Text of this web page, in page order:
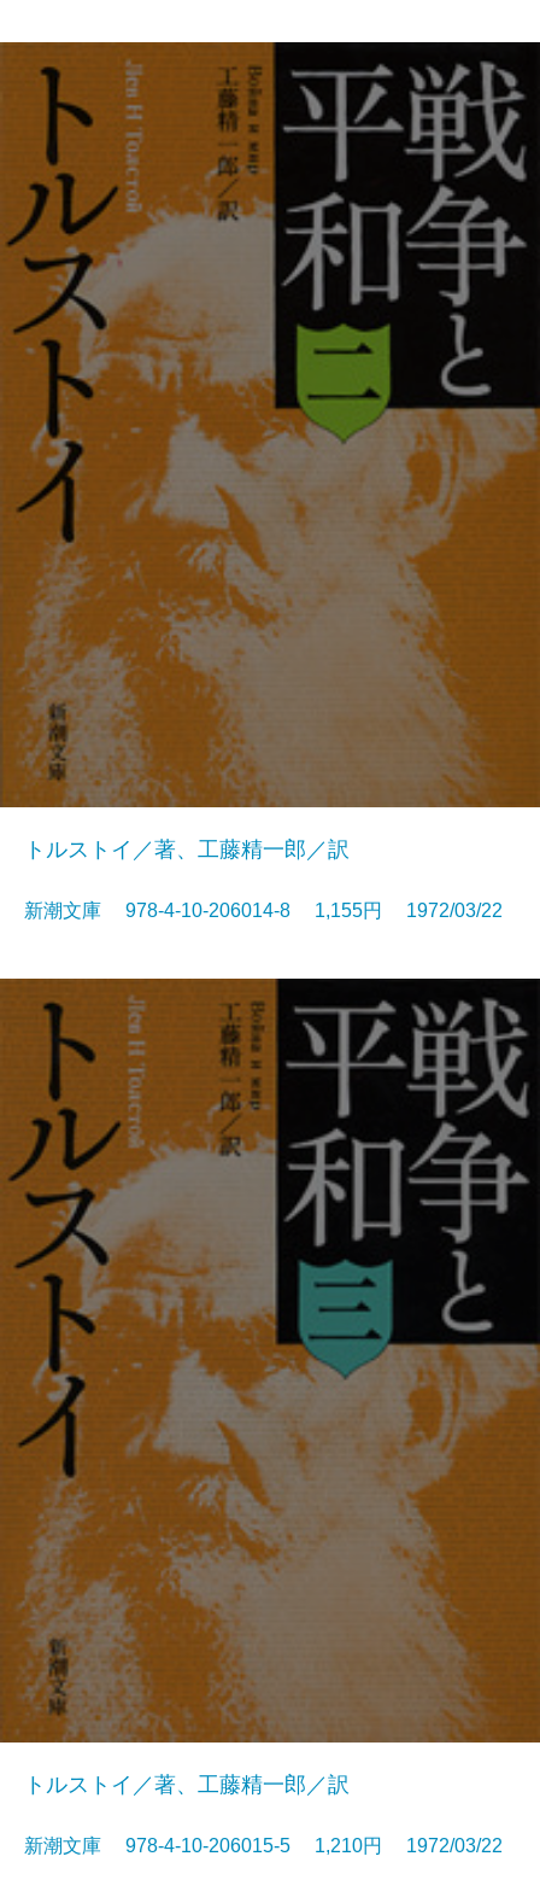
トルストイ／著、工藤精一郎／訳
新潮文庫 978-4-10-206014-8 1,155円 1972/03/22
トルストイ／著、工藤精一郎／訳
新潮文庫 978-4-10-206015-5 1,210円 1972/03/22